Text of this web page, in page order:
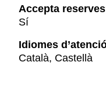
Accepta
Sí
Idiomes
Català, Castellà